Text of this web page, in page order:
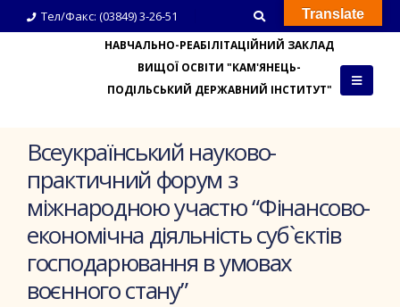
Тел/Факс: (03849) 3-26-51
НАВЧАЛЬНО-РЕАБІЛІТАЦІЙНИЙ ЗАКЛАД
ВИЩОЇ ОСВІТИ "КАМ'ЯНЕЦЬ-
ПОДІЛЬСЬКИЙ ДЕРЖАВНИЙ ІНСТИТУТ"
Всеукраїнський науково-
практичний форум з
міжнародною участю “Фінансово-
економічна діяльність суб`єктів
господарювання в умовах
воєнного стану”
Translate